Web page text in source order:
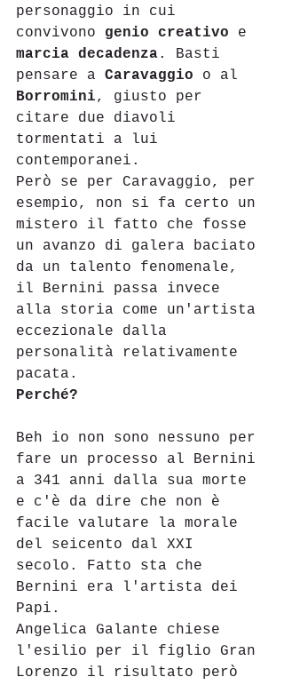
personaggio in cui
convivono genio creativo e
marcia decadenza. Basti
pensare a Caravaggio o al
Borromini, giusto per
citare due diavoli
tormentati a lui
contemporanei.
Però se per Caravaggio, per
esempio, non si fa certo un
mistero il fatto che fosse
un avanzo di galera baciato
da un talento fenomenale,
il Bernini passa invece
alla storia come un'artista
eccezionale dalla
personalità relativamente
pacata.
Perché?
Beh io non sono nessuno per
fare un processo al Bernini
a 341 anni dalla sua morte
e c'è da dire che non è
facile valutare la morale
del seicento dal XXI
secolo. Fatto sta che
Bernini era l'artista dei
Papi.
Angelica Galante chiese
l'esilio per il figlio Gran
Lorenzo il risultato però